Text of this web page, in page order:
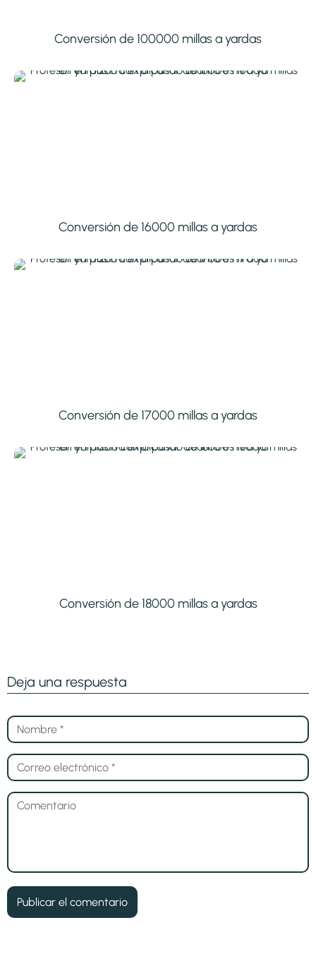
Conversión de 100000 millas a yardas
Conversión de 16000 millas a yardas
Conversión de 17000 millas a yardas
Conversión de 18000 millas a yardas
Deja una respuesta